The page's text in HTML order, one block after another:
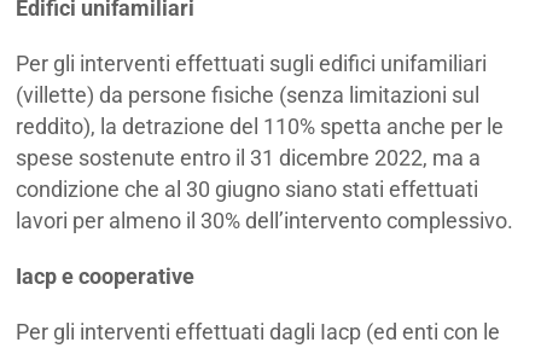
Edifici unifamiliari
Per gli interventi effettuati sugli edifici unifamiliari
(villette) da persone fisiche (senza limitazioni sul
reddito), la detrazione del 110% spetta anche per le
spese sostenute entro il 31 dicembre 2022, ma a
condizione che al 30 giugno siano stati effettuati
lavori per almeno il 30% dell’intervento complessivo.
Iacp e cooperative
Per gli interventi effettuati dagli Iacp (ed enti con le